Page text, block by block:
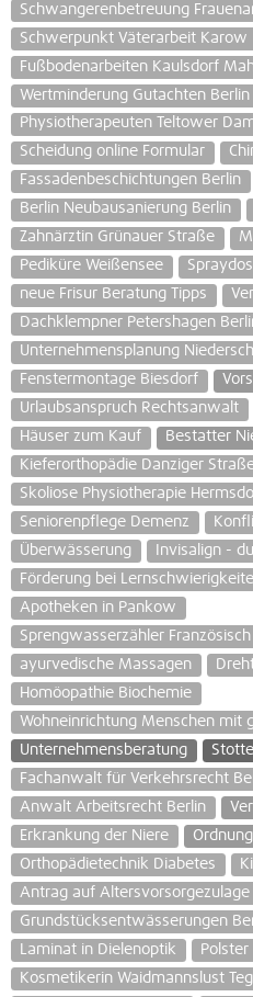
Schwangerenbetreuung
Schwerpunkt Väterarbeit Karow
Fußbodenarbeiten Kaulsdorf
Wertminderung Gutachten Berlin
Physiotherapeuten Teltower
Scheidung online Formular
Fassadenbeschichtungen Berlin
Berlin Neubausanierung Berlin
Zahnärztin Grünauer Straße
Pediküre Weißensee
neue Frisur Beratung Tipps
Dachklempner Petershagen
Unternehmensplanung
Fenstermontage Biesdorf
Urlaubsanspruch Rechtsanwalt
Häuser zum Kauf
Bestatter
Kieferorthopädie Danziger
Skoliose Physiotherapie
Seniorenpflege Demenz
Überwässerung
Invisalign -
Förderung bei
Apotheken in Pankow
Sprengwasserzähler
ayurvedische Massagen
Homöopathie Biochemie
Wohneinrichtung Menschen mit
Unternehmensberatung
Fachanwalt für Verkehrsrecht
Anwalt Arbeitsrecht Berlin
Erkrankung der Niere
Orthopädietechnik Diabetes
Antrag auf Altersvorsorgezulage
Grundstücksentwässerungen
Laminat in Dielenoptik
Polster
Kosmetikerin Waidmannslust